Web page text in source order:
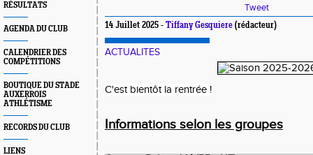
RÉSULTATS
AGENDA DU CLUB
CALENDRIER DES
COMPÉTITIONS
BOUTIQUE DU STADE
AUXERROIS
ATHLÉTISME
RECORDS DU CLUB
LIENS
Tweet
14 Juillet 2025 - Tiffany Gesquiere (rédacteur)
ACTUALITES
C'est bientôt la rentrée !
Informations selon les groupes